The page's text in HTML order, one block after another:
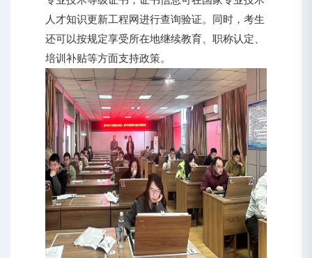
人才知识更新工程网进行查询验证。同时，考生
还可以按规定享受所在地继续教育、职称认定、
培训补贴等方面支持政策。